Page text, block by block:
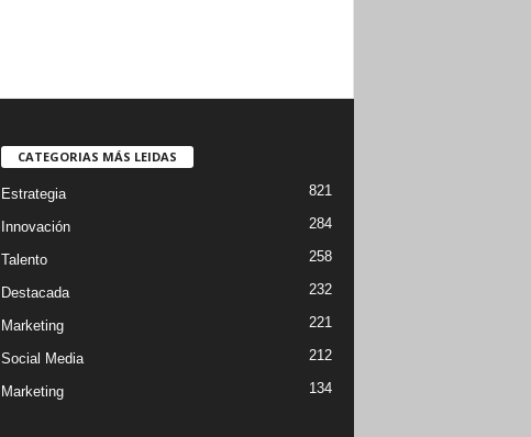
CATEGORIAS MÁS LEIDAS
Estrategia 821
Innovación 284
Talento 258
Destacada 232
Marketing 221
Social Media 212
Marketing 134